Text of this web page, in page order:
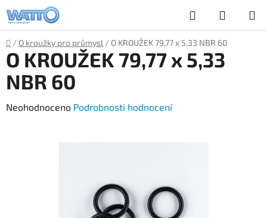
na
obsah
Hledat
KOŠÍK
Domů
/ O kroužky pro průmysl / O KROUŽEK 79,77 x 5,33 NBR 60
O KROUŽEK 79,77 x 5,33
NBR 60
Průměrné
Neohodnoceno Podrobnosti hodnocení